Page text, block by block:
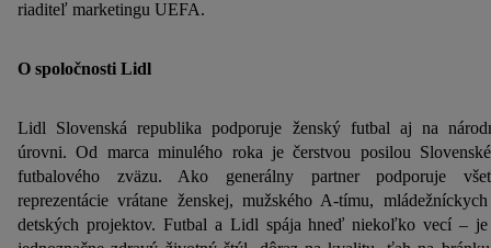
riaditeľ marketingu UEFA.
O spoločnosti Lidl
Lidl Slovenská republika podporuje ženský futbal aj na
úrovni. Od marca minulého roka je čerstvou posilou
futbalového zväzu. Ako generálny partner podporuje
reprezentácie vrátane ženskej, mužského A-tímu,
detských projektov. Futbal a Lidl spája hneď niekoľko vecí –
rozpoznať v službách prevádzkovaných tretími stranami a
identifikátormi alebo identifikátormi, ktoré vám spoločnosť
retargetingom, t. j. reklamy na produkty, o ktoré ste prejavili
záujem (napr. vložením produktu do nákupného košíka v
internetovom obchode, ale nie jeho zakúpením), sa môžu
zobrazovať aj na rôznych zariadeniach a v rôznych službách
spoločnosti Lidl ak vám možno priradiť niekoľko koncových